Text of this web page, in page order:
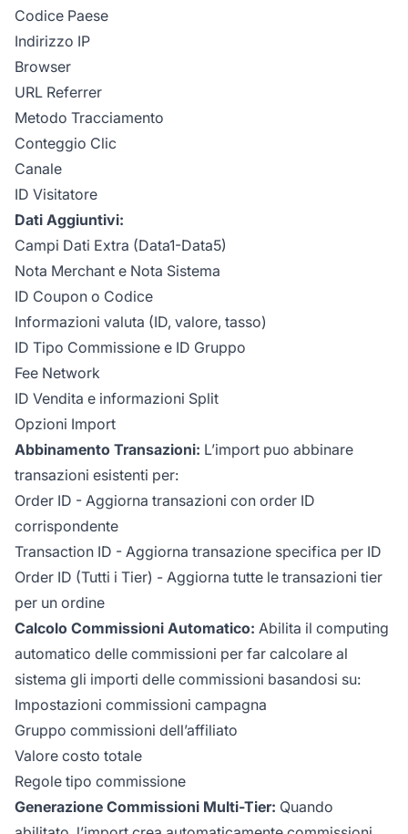
Codice Paese
Indirizzo IP
Browser
URL Referrer
Metodo Tracciamento
Conteggio Clic
Canale
ID Visitatore
Dati Aggiuntivi:
Campi Dati Extra (Data1-Data5)
Nota Merchant e Nota Sistema
ID Coupon o Codice
Informazioni valuta (ID, valore, tasso)
ID Tipo Commissione e ID Gruppo
Fee Network
ID Vendita e informazioni Split
Opzioni Import
Abbinamento Transazioni: L’import puo abbinare
transazioni esistenti per:
Order ID - Aggiorna transazioni con order ID
corrispondente
Transaction ID - Aggiorna transazione specifica per ID
Order ID (Tutti i Tier) - Aggiorna tutte le transazioni tier
per un ordine
Calcolo Commissioni Automatico: Abilita il computing
automatico delle commissioni per far calcolare al
sistema gli importi delle commissioni basandosi su:
Impostazioni commissioni campagna
Gruppo commissioni dell’affiliato
Valore costo totale
Regole tipo commissione
Generazione Commissioni Multi-Tier: Quando